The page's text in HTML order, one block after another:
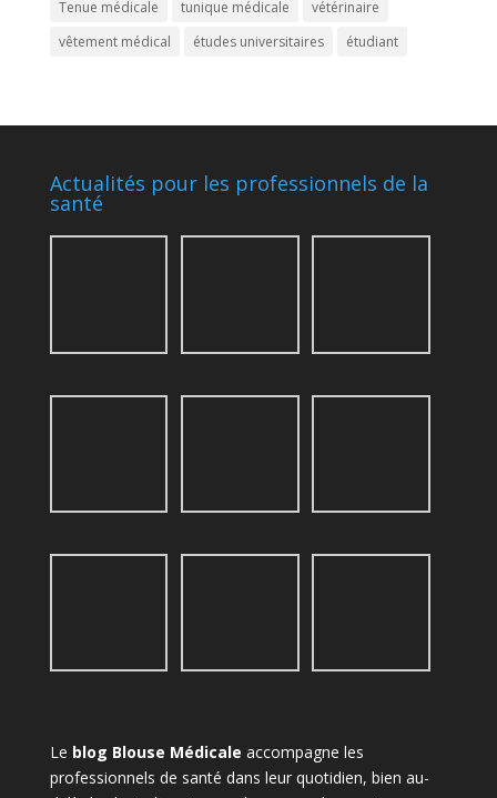
Tenue médicale tunique médicale
vétérinaire
vêtement médical
études universitaires étudiant
Actualités pour les professionnels de la
santé
Le blog Blouse Médicale accompagne les
professionnels de santé dans leur quotidien, bien au-